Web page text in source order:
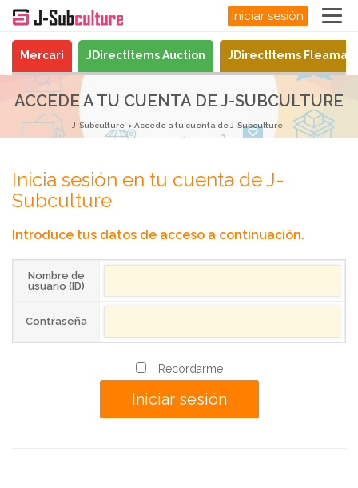
Iniciar sesión
Mercari JDirectItems Auction JDirectItems
ACCEDE A TU CUENTA DE J-SUBCULTURE
J-Subculture Accede a tu cuenta de J-Subculture
Inicia sesión en tu cuenta de J-
Subculture
Introduce tus datos de acceso a continuación.
Nombre de
usuario (ID)
Contraseña
Recordarme